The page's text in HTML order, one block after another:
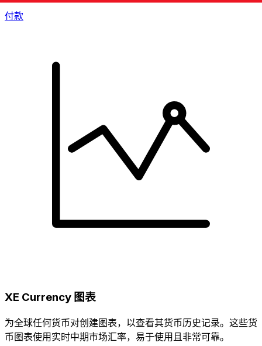
付款
XE Currency 图表
为全球任何货币对创建图表，以查看其货币历史记录。这些货
币图表使用实时中期市场汇率，易于使用且非常可靠。